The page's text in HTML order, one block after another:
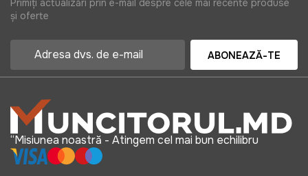
Primiți actualizări prin e-mail despre cele mai recente produse
și oferte
ABONEAZĂ-TE
“Misiunea noastră - Atingem cel mai bun echilibru